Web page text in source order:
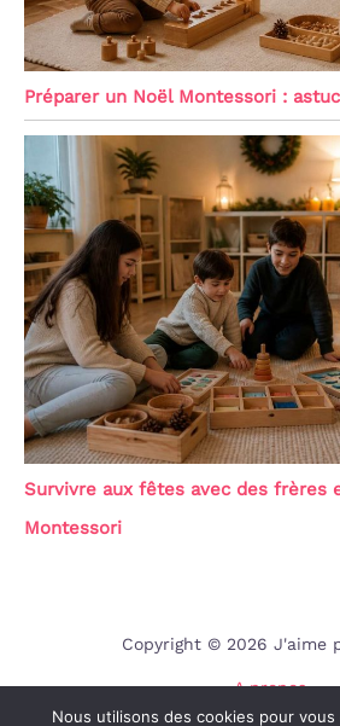
Préparer un Noël Montessori :
Survivre aux fêtes avec des frères
Montessori
Copyright © 2026 J'aime
A propos
Contact
Nous utilisons des cookies pour vous